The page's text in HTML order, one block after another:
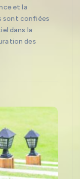
et la
sont confiées
dans la
des